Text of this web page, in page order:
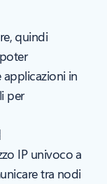
quindi
applicazioni in
per
IP univoco a
tra nodi